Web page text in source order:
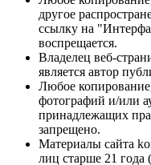
другое
ссылку на
воспрещается.
Владелец веб-
является автор
Любое
фотографий и/или
принадлежащих
запрещено.
Материалы сайта
лиц старше 21 года